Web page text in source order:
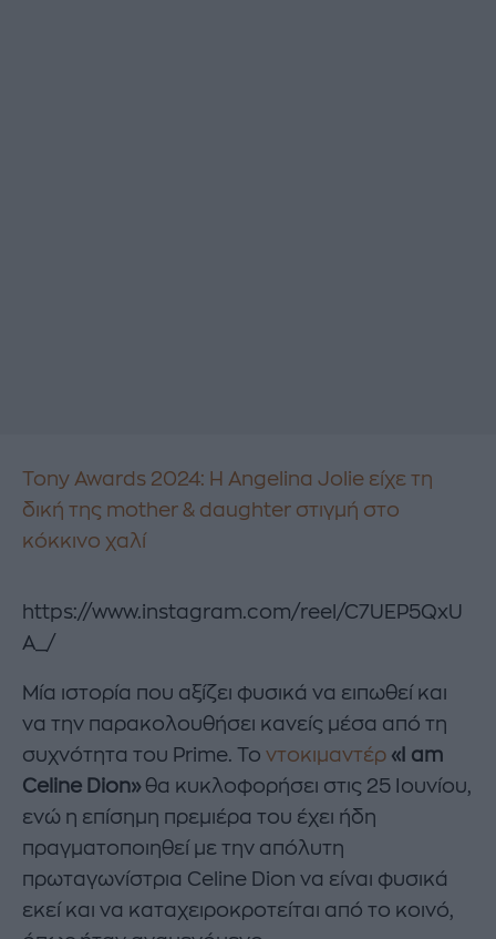
Tony Awards 2024: Η Angelina Jolie είχε τη
δική της mother & daughter στιγμή στο
κόκκινο χαλί
https://www.instagram.com/reel/C7UEP5QxU
A_/
Μία ιστορία που αξίζει φυσικά να ειπωθεί και
να την παρακολουθήσει κανείς μέσα από τη
συχνότητα του Prime. Το ντοκιμαντέρ «I am
Celine Dion»θα κυκλοφορήσει στις 25 Ιουνίου,
ενώ η επίσημη πρεμιέρα του έχει ήδη
πραγματοποιηθεί με την απόλυτη
πρωταγωνίστρια Celine Dion να είναι φυσικά
εκεί και να καταχειροκροτείται από το κοινό,